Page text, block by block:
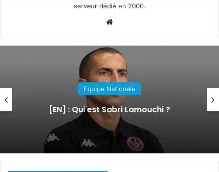
serveur dédié en 2000.
Equipe Nationale
[EN] : Qui est Sabri Lamouchi ?